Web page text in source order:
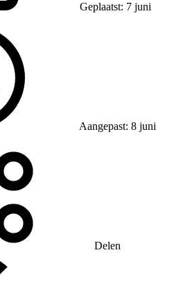
Geplaatst: 7 juni
Aangepast: 8 juni
Delen